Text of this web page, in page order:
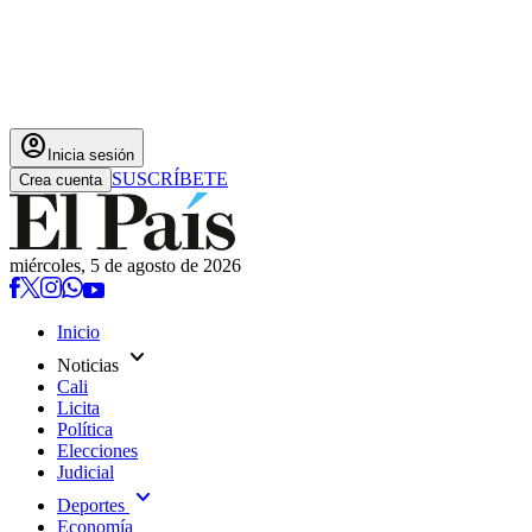
account_circle Inicia sesión
Crea cuenta SUSCRÍBETE
miércoles, 5 de agosto de 2026
Inicio
Noticias expand_more
Cali
Licita
Política
Elecciones
Judicial
Deportes expand_more
Economía